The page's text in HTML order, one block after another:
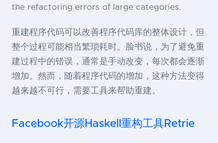
the refactoring errors of large categories.
重建程序代码可以改善程序代码库的整体设计，但
整个过程可能相当繁琐耗时。脸书说，为了避免重
建过程中的错误，通常是手动改变，每次都会逐渐
增加。然而，随着程序代码的增加，这种方法变得
越来越不可行，需要工具来帮助重建。
Facebook开源Haskell重构工具Retrie